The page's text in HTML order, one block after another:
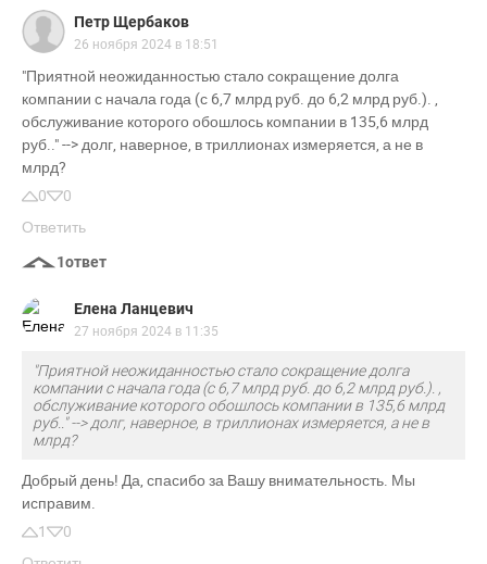
Петр Щербаков
26 ноября 2024 в 18:51
"Приятной неожиданностью стало сокращение долга
компании с начала года (с 6,7 млрд руб. до 6,2 млрд руб.). ,
обслуживание которого обошлось компании в 135,6 млрд
руб.." --> долг, наверное, в триллионах измеряется, а не в
млрд?
0
0
Ответить
1ответ
Елена Ланцевич
27 ноября 2024 в 11:35
"Приятной неожиданностью стало сокращение долга
компании с начала года (с 6,7 млрд руб. до 6,2 млрд руб.). ,
обслуживание которого обошлось компании в 135,6 млрд
руб.." --> долг, наверное, в триллионах измеряется, а не в
млрд?
Добрый день! Да, спасибо за Вашу внимательность. Мы
исправим.
1
0